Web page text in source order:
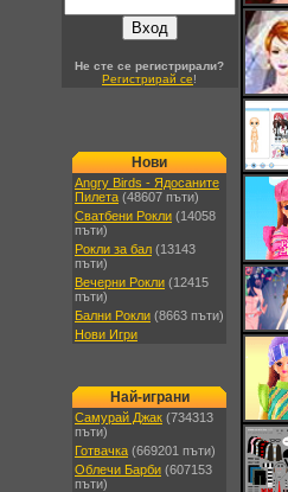
Не сте се регистрирали?
Регистрирай се!
Нови
Angry Birds - Ядосаните
Пилета (48607 пъти)
Сватбени Рокли (14058
пъти)
Рокли за бал (13143
пъти)
Вечерни Рокли (12415
пъти)
Бални Рокли (8663 пъти)
Нови Игри
Най-играни
Самурай Джак (734313
пъти)
Готвачка (669201 пъти)
Облечи Барби (607153
пъти)